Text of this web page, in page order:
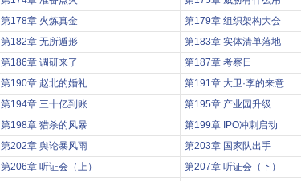
第178章 火炼真金 第179章 组织架构大会
第182章 无所遁形 第183章 实体清单落地
第186章 调研来了 第187章 考察日
第190章 赵北的婚礼 第191章 大卫·李的来意
第194章 三十亿到账 第195章 产业园升级
第198章 猎杀的风暴 第199章 IPO冲刺启动
第202章 舆论暴风雨 第203章 国家队出手
第206章 听证会（上） 第207章 听证会（下）